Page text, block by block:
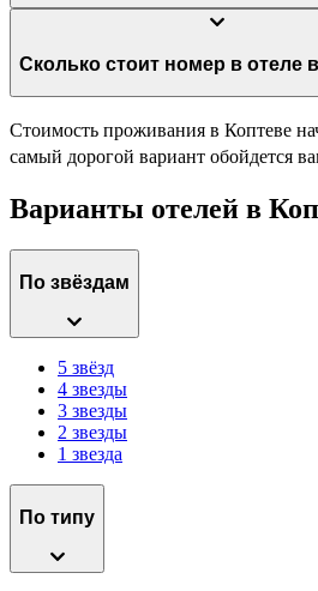
Сколько стоит
Стоимость проживания в Коптеве
самый дорогой вариант обойдется
Варианты отелей в
По звёздам
5 звёзд
4 звезды
3 звезды
2 звезды
1 звезда
По типу